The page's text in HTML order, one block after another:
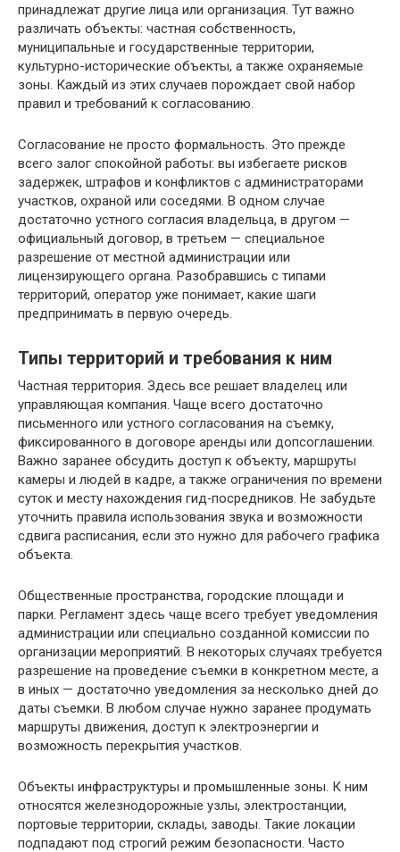
принадлежат другие лица или организация. Тут важно
различать объекты: частная собственность,
муниципальные и государственные территории,
культурно-исторические объекты, а также охраняемые
зоны. Каждый из этих случаев порождает свой набор
правил и требований к согласованию.
Согласование не просто формальность. Это прежде
всего залог спокойной работы: вы избегаете рисков
задержек, штрафов и конфликтов с администраторами
участков, охраной или соседями. В одном случае
достаточно устного согласия владельца, в другом —
официальный договор, в третьем — специальное
разрешение от местной администрации или
лицензирующего органа. Разобравшись с типами
территорий, оператор уже понимает, какие шаги
предпринимать в первую очередь.
Типы территорий и требования к ним
Частная территория. Здесь все решает владелец или
управляющая компания. Чаще всего достаточно
письменного или устного согласования на съемку,
фиксированного в договоре аренды или допсоглашении.
Важно заранее обсудить доступ к объекту, маршруты
камеры и людей в кадре, а также ограничения по времени
суток и месту нахождения гид‑посредников. Не забудьте
уточнить правила использования звука и возможности
сдвига расписания, если это нужно для рабочего графика
объекта.
Общественные пространства, городские площади и
парки. Регламент здесь чаще всего требует уведомления
администрации или специально созданной комиссии по
организации мероприятий. В некоторых случаях требуется
разрешение на проведение съемки в конкретном месте, а
в иных — достаточно уведомления за несколько дней до
даты съемки. В любом случае нужно заранее продумать
маршруты движения, доступ к электроэнергии и
возможность перекрытия участков.
Объекты инфраструктуры и промышленные зоны. К ним
относятся железнодорожные узлы, электростанции,
портовые территории, склады, заводы. Такие локации
подпадают под строгий режим безопасности. Часто